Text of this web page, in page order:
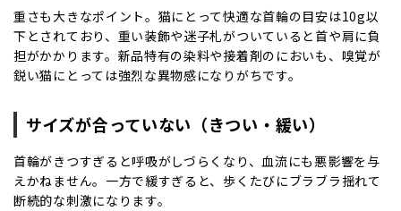
重さも大きなポイント。猫にとって快適な首輪の目安は10g以
下とされており、重い装飾や迷子札がついていると首や肩に負
担がかかります。新品特有の染料や接着剤のにおいも、嗅覚が
鋭い猫にとっては強烈な異物感になりがちです。
サイズが合っていない（きつい・緩い）
首輪がきつすぎると呼吸がしづらくなり、血流にも悪影響を与
えかねません。一方で緩すぎると、歩くたびにブラブラ揺れて
断続的な刺激になります。